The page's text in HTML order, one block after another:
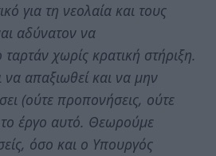
για τη νεολαία και τους
αδύνατον να
χωρίς κρατική στήριξη.
να απαξιωθεί και να μην
(ούτε προπονήσεις, ούτε
το έργο αυτό. Θεωρούμε
όσο και ο Υπουργός